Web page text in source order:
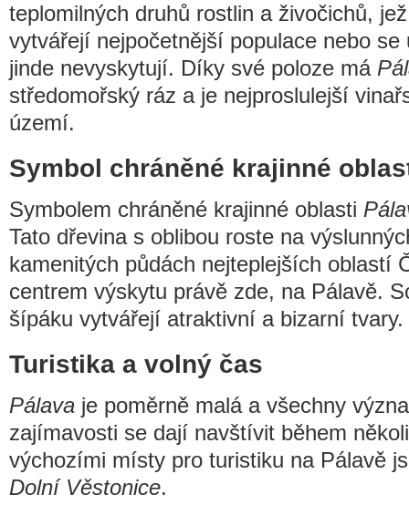
teplomilných druhů rostlin a živočichů,
vytvářejí nejpočetnější populace nebo se
jinde nevyskytují. Díky své poloze má
středomořský ráz a je nejproslulejší
území.
Symbol chráněné krajinné
Symbolem chráněné krajinné oblasti
Tato dřevina s oblibou roste na
kamenitých půdách nejteplejších oblastí
centrem výskytu právě zde, na Pálavě.
šípáku vytvářejí atraktivní a bizarní tvary.
Turistika a volný čas
Pálava je poměrně malá a všechny
zajímavosti se dají navštívit během
výchozími místy pro turistiku na Pálavě
Dolní Věstonice.